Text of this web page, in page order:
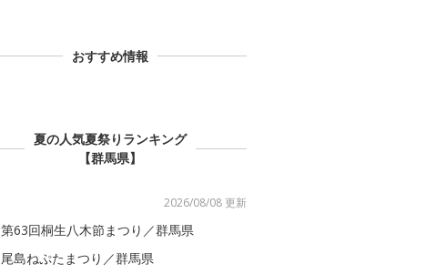
おすすめ情報
夏の人気夏祭りランキング
【群馬県】
2026/08/08 更新
第63回桐生八木節まつり／群馬県
尾島ねぷたまつり／群馬県